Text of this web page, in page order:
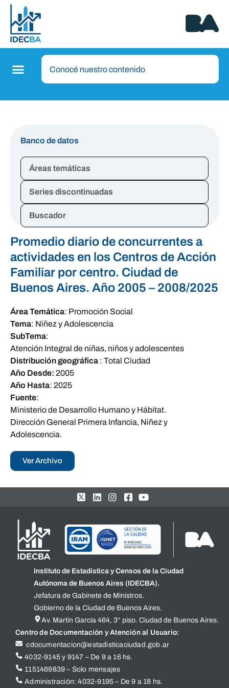
Banco de datos
Áreas temáticas
Series discontinuadas
Buscador
Promedio diario de concurrentes a
actividades en los Centros de Acción
Familiar por centro. Ciudad de
Buenos Aires. Año 2005 – 2008/2025
Área Temática: Promoción Social
Tema: Niñez y Adolescencia
SubTema:
Atención Integral de niñas, niños y adolescentes
Distribución geográfica : Total Ciudad
Año Desde: 2005
Año Hasta: 2025
Fuente:
Ministerio de Desarrollo Humano y Hábitat.
Dirección General Primera Infancia, Niñez y
Adolescencia.
Ver Archivo
Instituto de Estadística y Censos de la Ciudad
Autónoma de Buenos Aires (IDECBA).
Jefatura de Gabinete de Ministros.
Gobierno de la Ciudad de Buenos Aires.
Av. Martín García 464, 3° piso. Ciudad de Buenos Aires.
Centro de Documentación y Atención al Usuario:
cdocumentacion@estadisticaciudad.gob.ar
4032-9145 y 9147 – De 9 a 16 hs.
1151469839 – Solo mensajes
Administración: 4032-9195 – De 9 a 18 hs.